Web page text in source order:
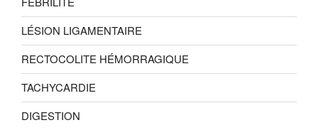
LÉSION LIGAMENTAIRE
RECTOCOLITE HÉMORRAGIQUE
TACHYCARDIE
DIGESTION